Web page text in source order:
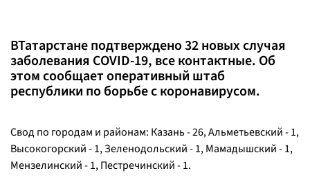
ВТатарстане подтверждено 32 новых случая
заболевания COVID-19, все контактные. Об
этом сообщает оперативный штаб
республики по борьбе с коронавирусом.
Свод по городам и районам: Казань - 26, Альметьевский - 1,
Высокогорский - 1, Зеленодольский - 1, Мамадышский - 1,
Мензелинский - 1, Пестречинский - 1.